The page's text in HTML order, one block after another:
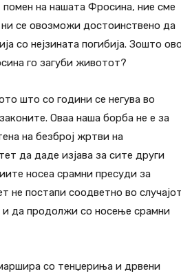
на нашата Фросина, ние сме
се овозможи достоинствено да
со нејзината погибија. Зошто
го загуби животот?
што со години се негува во
Оваа наша борба не е за
на безброј жртви на
да даде изјава за сите други
носеа срамни пресуди за
не постапи соодветно во случајот
и да продолжи со носење срамни
со тенџериња и дрвени